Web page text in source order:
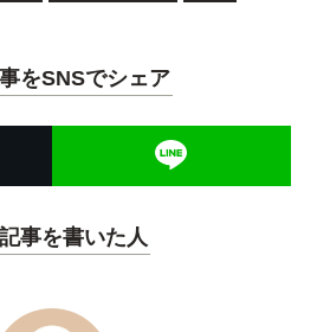
をSNSでシェア
事を書いた人